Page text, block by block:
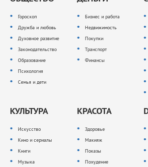
Гороскоп
Дружба и любовь
Духовное развитие
Законодательство
Образование
Психология
Семья и дети
Бизнес и работа
Недвижимость
Покупки
Транспорт
Финансы
КУЛЬТУРА
Искусство
Кино и сериалы
Книги
Музыка
КРАСОТА
Здоровье
Макияж
Показы
Похудение